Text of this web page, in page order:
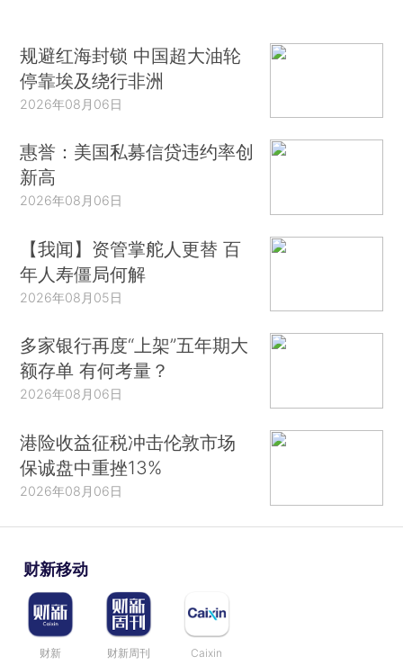
规避红海封锁 中国超大油轮
停靠埃及绕行非洲
2026年08月06日
惠誉：美国私募信贷违约率创
新高
2026年08月06日
【我闻】资管掌舵人更替 百
年人寿僵局何解
2026年08月05日
多家银行再度“上架”五年期大
额存单 有何考量？
2026年08月06日
港险收益征税冲击伦敦市场
保诚盘中重挫13%
2026年08月06日
财新移动
财新 财新周刊 Caixin